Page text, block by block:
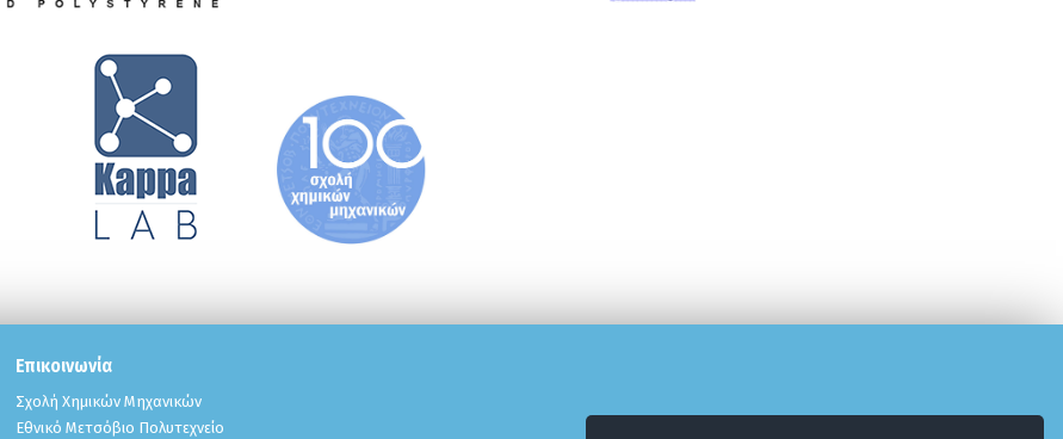
Επικοινωνία
Σχολή Χημικών Μηχανικών
Εθνικό Μετσόβιο Πολυτεχνείο